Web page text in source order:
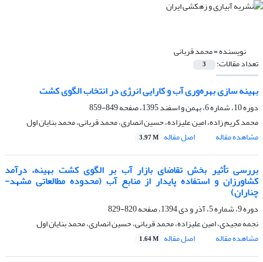
نویسنده =محمد قربانی
تعداد مقالات: 3
بهینه سازی بهره‌وری آب و کارایی انرژی در انتخاب الگوی کشت
دوره 10، شماره 6، بهمن و اسفند 1395، صفحه
849-859
محمد کریم زاده، امین علیزاده، حسین انصاری، محمد قربانی، محمد بنایان اول
مشاهده مقاله
اصل مقاله 3.97 M
بررسی تأثیر بخش تقاضای بازار آب بر الگوی کشت بهینه، درآمد
کشاورزان و استفاده پایدار از منابع آب (محدوده مطالعاتی مشهد-
چناران)
دوره 9، شماره 5، آذر و دی 1394، صفحه
820-829
نجمه مجیدی، امین علیزاده، محمد قربانی، حسین انصاری، محمد بنایان اول
مشاهده مقاله
اصل مقاله 1.64 M